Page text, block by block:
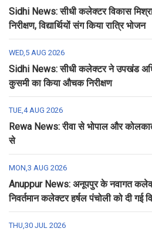
Sidhi News: सीधी कलेक्टर विकास
निरीक्षण, विद्यार्थियों संग किया रात्रि भोजन
WED,5 AUG 2026
Sidhi News: सीधी कलेक्टर ने उपखंड
कुसमी का किया औचक निरीक्षण
TUE,4 AUG 2026
Rewa News: रीवा से भोपाल और
से
MON,3 AUG 2026
Anuppur News: अनूपपुर के नवागत
निवर्तमान कलेक्टर हर्षल पंचोली को दी गई
THU,30 JUL 2026